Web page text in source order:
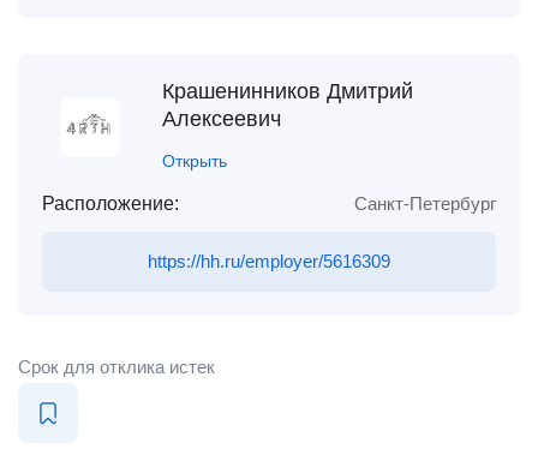
Крашенинников Дмитрий
Алексеевич
Открыть
Расположение: Санкт-Петербург
https://hh.ru/employer/5616309
Срок для отклика истек